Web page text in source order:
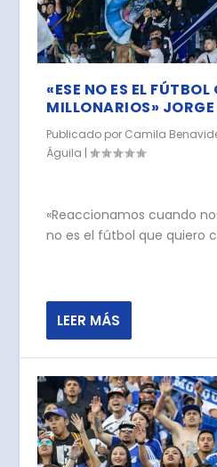
«ESE NO ES EL
MILLONARIOS»
Publicado por Camila
Águila |
«Reaccionamos cuando
no es el fútbol que quiero
LEER MÁS